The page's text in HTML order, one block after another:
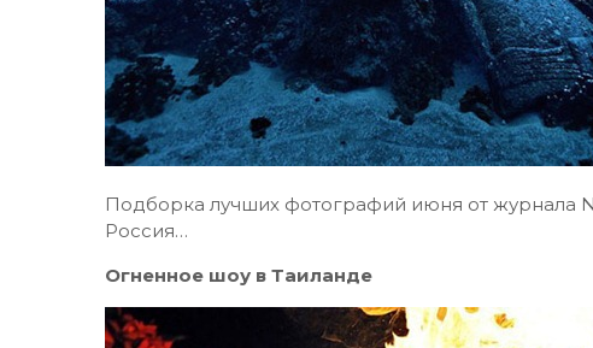
Подборка лучших фотографий июня от журнала
Россия…
Огненное шоу в Таиланде